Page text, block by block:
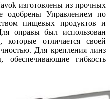
изготовлены из прочных
одобрены Управлением по
пищевых продуктов и
оправы был использован
отличается своей
Для крепления линз
обеспечивающие гибкость